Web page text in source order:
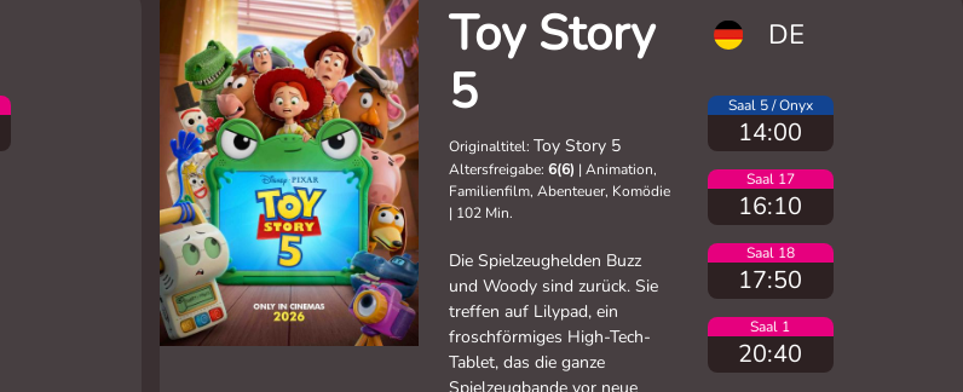
Toy Story
5
Originaltitel: Toy Story 5
Altersfreigabe: 6(6) | Animation,
Familienfilm, Abenteuer, Komödie
| 102 Min.
Die Spielzeughelden Buzz
und Woody sind zurück. Sie
treffen auf Lilypad, ein
froschförmiges High-Tech-
Tablet, das die ganze
DE
Saal 5 / Onyx
14:00
Saal 17
16:10
Saal 18
17:50
Saal 1
20:40